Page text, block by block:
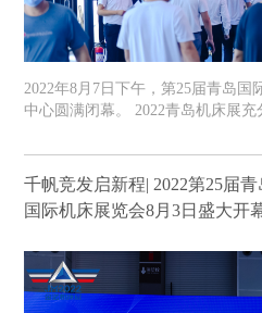
2022年8月7日下午，第25届青岛
中心圆满闭幕。 2022青岛机床展充
盛宴。
千帆竞发启新程| 2022第25届青
国际机床展览会8月3日盛大开